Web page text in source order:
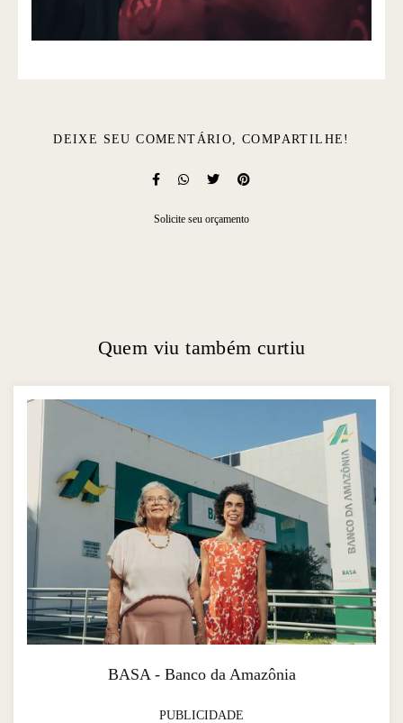
DEIXE SEU COMENTÁRIO, COMPARTILHE!
Solicite seu orçamento
Quem viu também curtiu
BASA - Banco da Amazônia
PUBLICIDADE